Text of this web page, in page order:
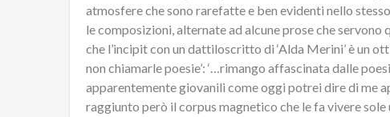
atmosfere che sono rarefatte e ben evidenti nello
le composizioni, alternate ad alcune prose che
che l’incipit con un dattiloscritto di ‘Alda Merini’ è un
non chiamarle poesie’: ‘…rimango affascinata dalle
apparentemente giovanili come oggi potrei dire di me
raggiunto però il corpus magnetico che le fa vivere